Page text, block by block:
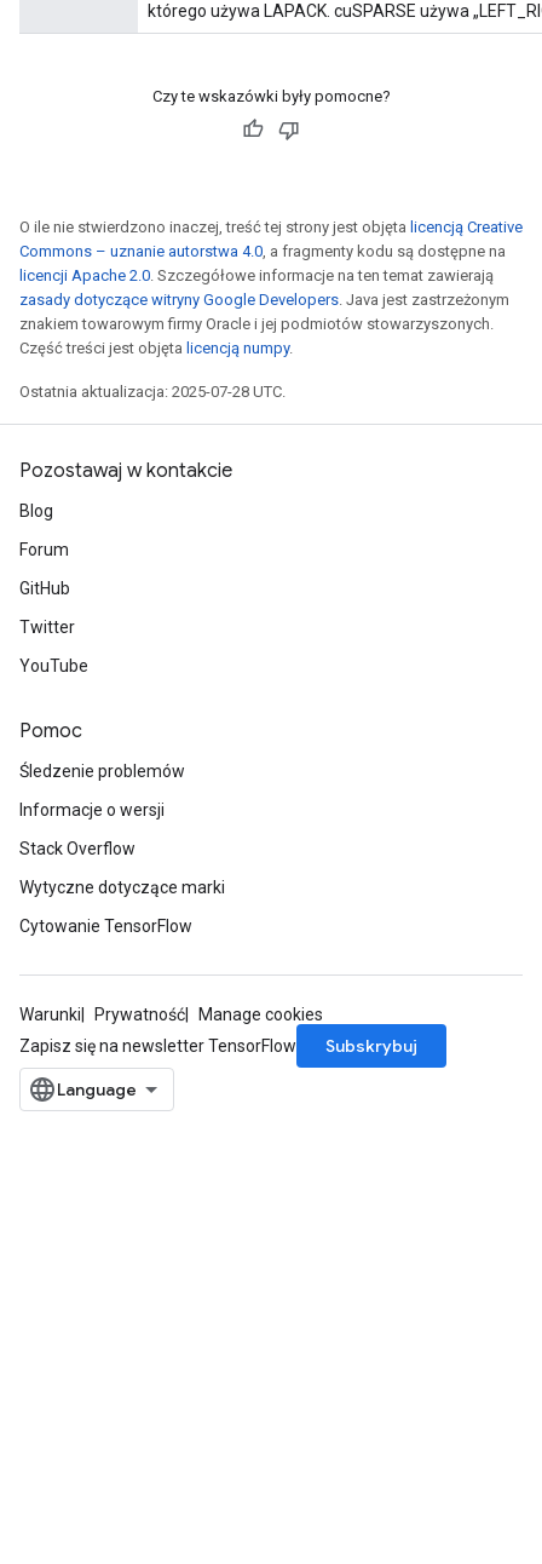
którego używa LAPACK. cuSPARSE używa
Czy te wskazówki były pomocne?
O ile nie stwierdzono inaczej, treść tej strony jest objęta licencją Creative
Commons – uznanie autorstwa 4.0, a fragmenty kodu są dostępne na
licencji Apache 2.0. Szczegółowe informacje na ten temat zawierają
zasady dotyczące witryny Google Developers. Java jest zastrzeżonym
znakiem towarowym firmy Oracle i jej podmiotów stowarzyszonych.
Część treści jest objęta licencją numpy.
Ostatnia aktualizacja: 2025-07-28 UTC.
Pozostawaj w kontakcie
Blog
Forum
GitHub
Twitter
YouTube
Pomoc
Śledzenie problemów
Informacje o wersji
Stack Overflow
Wytyczne dotyczące marki
Cytowanie TensorFlow
Warunki Prywatność
Manage cookies
Zapisz się na newsletter TensorFlow
Subskrybuj